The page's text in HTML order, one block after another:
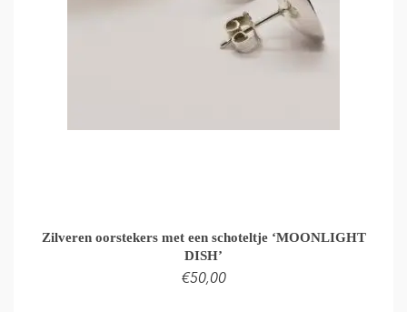
Zilveren oorstekers met een schoteltje ‘MOONLIGHT
DISH’
€50,00